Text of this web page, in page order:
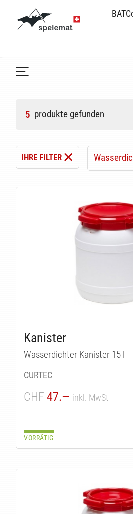
BATCode
5 produkte gefunden
IHRE FILTER
Kanister
Wasserdichter Kanister 15 l
CURTEC
CHF 47.— inkl. MwSt
VORRÄTIG